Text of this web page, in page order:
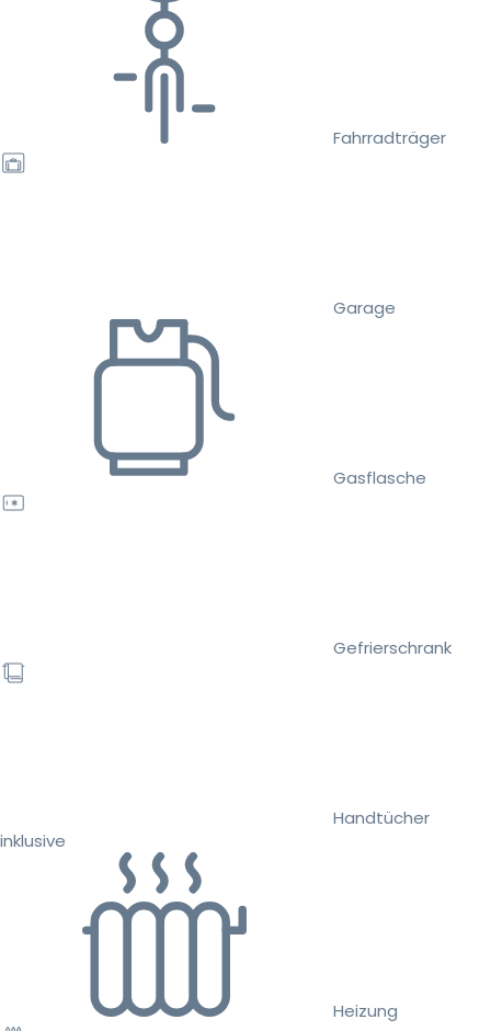
Fahrradträger
Garage
Gasflasche
Gefrierschrank
Handtücher
inklusive
Heizung